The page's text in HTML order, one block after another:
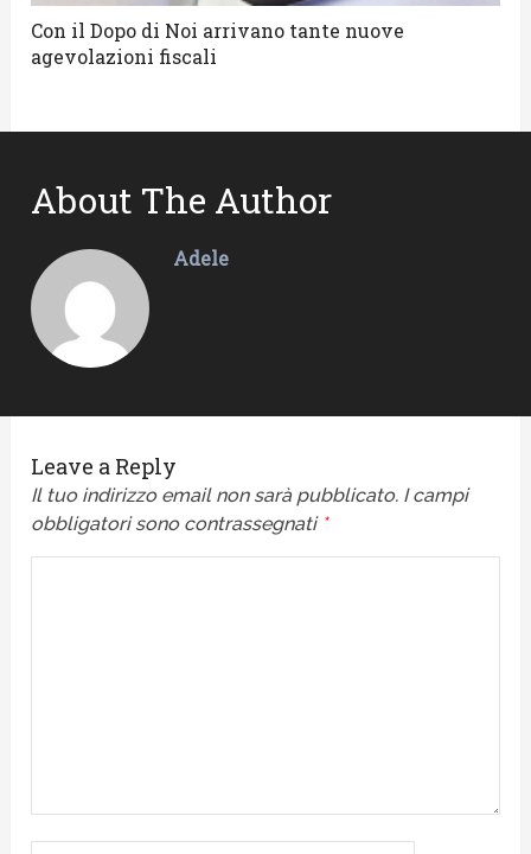
Con il Dopo di Noi arrivano tante nuove
agevolazioni fiscali
About The Author
Adele
Leave a Reply
Il tuo indirizzo email non sarà pubblicato. I campi
obbligatori sono contrassegnati *